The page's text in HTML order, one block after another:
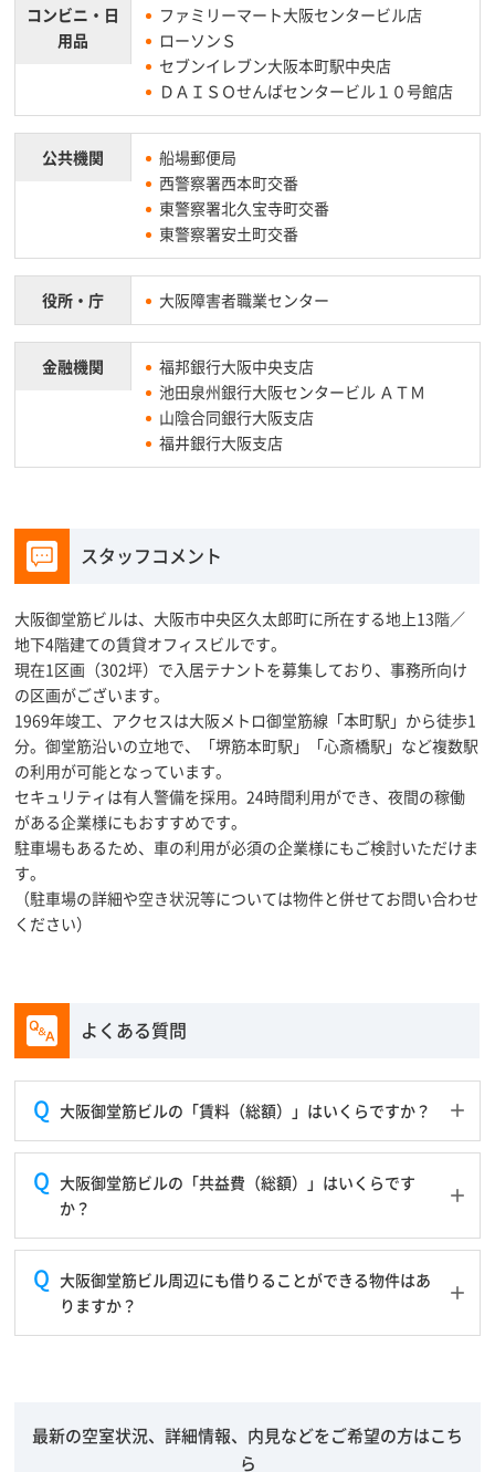
コンビニ・ 日
用品
ファミリーマート大阪センタービル店
ローソンＳ
セブンイレブン大阪本町駅中央店
ＤＡＩＳＯせんばセンタービル１０号館店
公共機関
船場郵便局
西警察署西本町交番
東警察署北久宝寺町交番
東警察署安土町交番
役所・庁 大阪障害者職業センター
金融機関
福邦銀行大阪中央支店
池田泉州銀行大阪センタービル ＡＴＭ
山陰合同銀行大阪支店
福井銀行大阪支店
スタッフコメント
大阪御堂筋ビルは、大阪市中央区久太郎町に所在する地上13階／
地下4階建ての賃貸オフィスビルです。
現在1区画（302坪）で入居テナントを募集しており、事務所向け
の区画がございます。
1969年竣工、アクセスは大阪メトロ御堂筋線「本町駅」から徒歩1
分。御堂筋沿いの立地で、「堺筋本町駅」「心斎橋駅」など複数駅
の利用が可能となっています。
セキュリティは有人警備を採用。24時間利用ができ、夜間の稼働
がある企業様にもおすすめです。
駐車場もあるため、車の利用が必須の企業様にもご検討いただけま
す。
（駐車場の詳細や空き状況等については物件と併せてお問い合わせ
ください）
よくある質問
大阪御堂筋ビルの「賃料（総額）」はいくらですか？
大阪御堂筋ビルの「共益費（総額）」はいくらです
か？
大阪御堂筋ビル周辺にも借りることができる物件はあ
りますか？
最新の空室状況、詳細情報、内見などをご希望の方はこち
ら